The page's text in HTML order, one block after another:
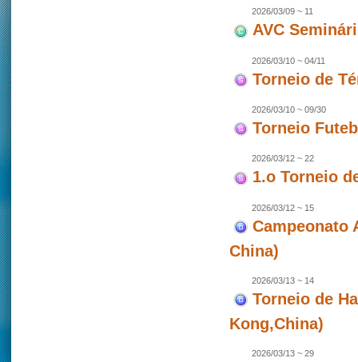
2026/03/09 ~ 11
AVC
2026/03/10 ~ 04/11
Torneio de
2026/03/10 ~ 09/30
Torneio
2026/03/12 ~ 22
1.o Torneio
2026/03/12 ~ 15
Campeonato
China)
2026/03/13 ~ 14
Torneio de
Kong,China)
2026/03/13 ~ 29